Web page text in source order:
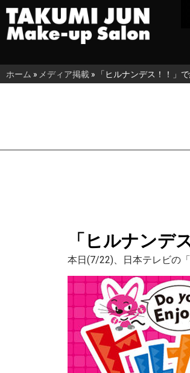
ホーム » メディア掲載 » 「ヒルナンデス！！」
「ヒルナンデ
本日(7/22)、日本テレビの